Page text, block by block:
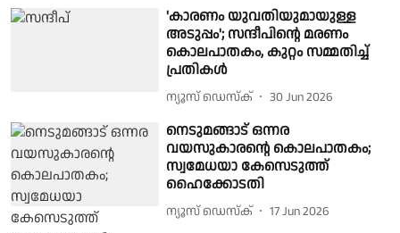
'കാരണം യുവതിയുമായുള്ള
അടുപ്പം'; സന്ദീപിൻ്റെ മരണം
കൊലപാതകം, കുറ്റം സമ്മതിച്ച്
പ്രതികൾ
ന്യൂസ് ഡെസ്ക് 30 Jun 2026
നെടുമങ്ങാട് ഒന്നര
വയസുകാരന്റെ കൊലപാതകം;
സ്വമേധയാ കേസെടുത്ത്
ഹൈക്കോടതി
ന്യൂസ് ഡെസ്ക് 17 Jun 2026